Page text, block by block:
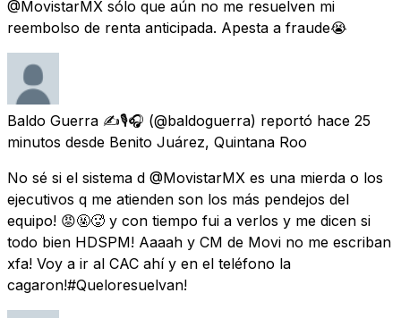
@MovistarMX sólo que aún no me resuelven mi
reembolso de renta anticipada. Apesta a fraude😭
Baldo Guerra ✍️🎙️🎧 (@baldoguerra) reportó hace 25
minutos desde Benito Juárez, Quintana Roo
No sé si el sistema d @MovistarMX es una mierda o los
ejecutivos q me atienden son los más pendejos del
equipo! 😡🤬🥵 y con tiempo fui a verlos y me dicen si
todo bien HDSPM! Aaaah y CM de Movi no me escriban
xfa! Voy a ir al CAC ahí y en el teléfono la
cagaron!#Queloresuelvan!